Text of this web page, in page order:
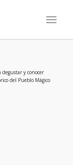
y conocer
del Pueblo Mágico